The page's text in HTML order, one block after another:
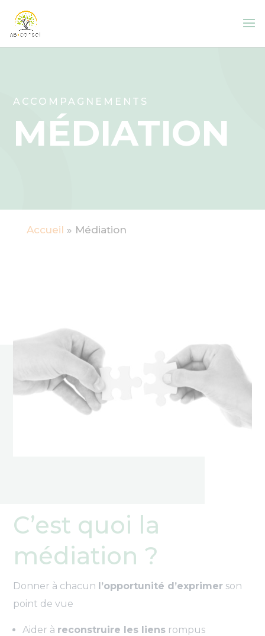
ACCOMPAGNEMENTS
MÉDIATION
Accueil » Médiation
C’est quoi la
médiation ?
Donner à chacun l’opportunité d’exprimer son
point de vue
Aider à reconstruire les liens rompus
Panneau de gestion des cookies